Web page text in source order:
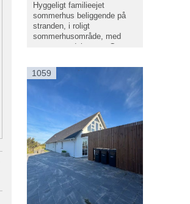
Hyggeligt familieejet
sommerhus beliggende på
stranden, i roligt
sommerhusområde, med
panoramaudsigt over Genner
1059